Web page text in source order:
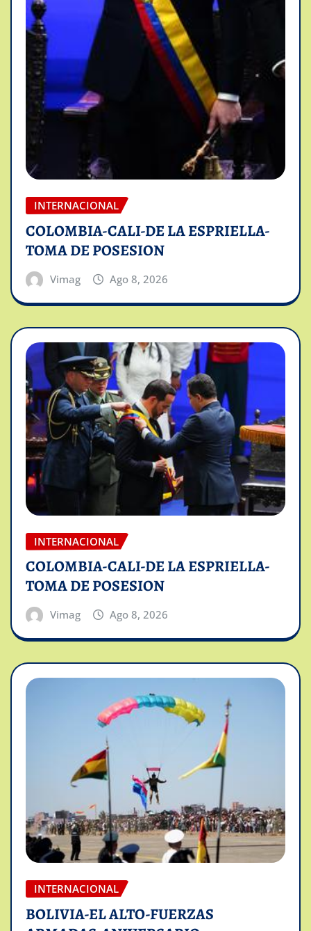
INTERNACIONAL
COLOMBIA-CALI-DE LA ESPRIELLA-
TOMA DE POSESION
Vimag Ago 8, 2026
INTERNACIONAL
COLOMBIA-CALI-DE LA ESPRIELLA-
TOMA DE POSESION
Vimag Ago 8, 2026
INTERNACIONAL
BOLIVIA-EL ALTO-FUERZAS